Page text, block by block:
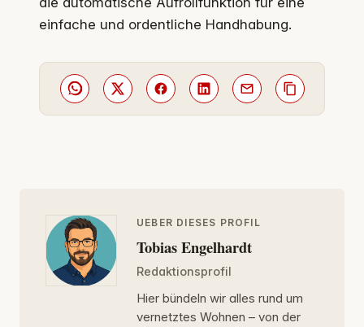
einfache und ordentliche Handhabung.
UEBER DIESES PROFIL
Tobias Engelhardt
Redaktionsprofil
Hier bündeln wir alles rund um
vernetztes Wohnen – von der